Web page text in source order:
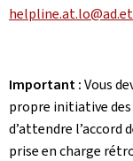
Important :Vous
propre initiative
d’attendre l’accord
prise en charge